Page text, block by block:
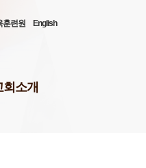
훈련원 English
회소개